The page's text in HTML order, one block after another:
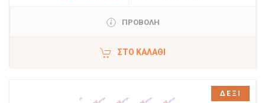
ΠΡΟΒΟΛΗ
ΣΤΟ ΚΑΛΆΘΙ
ΔΕΞΙ